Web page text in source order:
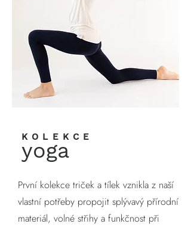
yoga
KOLEKCE
První kolekce triček a tílek vznikla z naší
vlastní potřeby propojit splývavý přírodní
materiál, volné střihy a funkčnost při